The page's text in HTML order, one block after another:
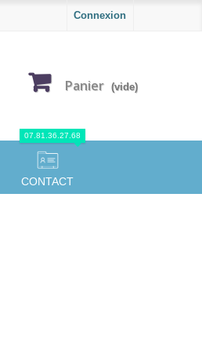
Connexion
Panier (vide)
CONTACT
07.81.36.27.68